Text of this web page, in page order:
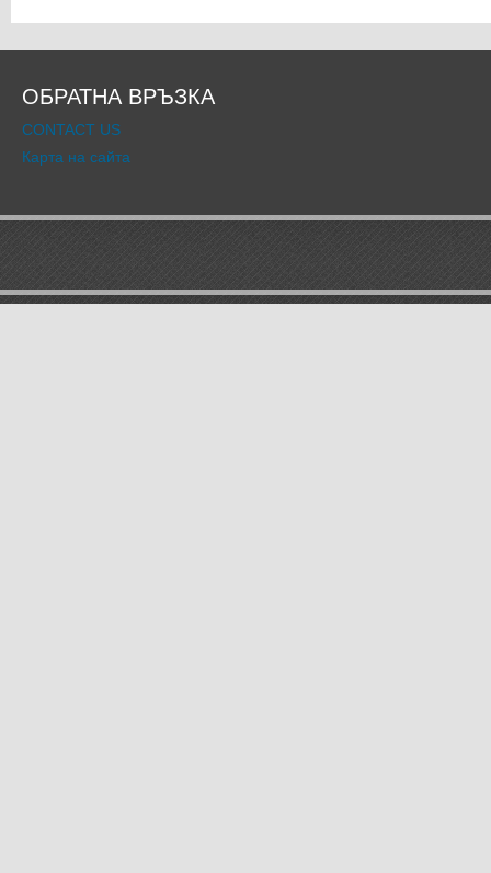
ОБРАТНА ВРЪЗКА
CONTACT US
Карта на сайта